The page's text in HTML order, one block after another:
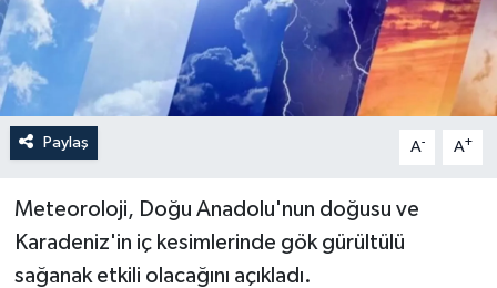
Paylaş A- A+
Meteoroloji, Doğu Anadolu'nun doğusu ve
Karadeniz'in iç kesimlerinde gök gürültülü
sağanak etkili olacağını açıkladı.